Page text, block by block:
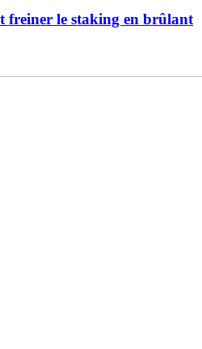
freiner le staking en brûlant